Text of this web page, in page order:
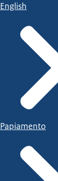
English
Papiamento